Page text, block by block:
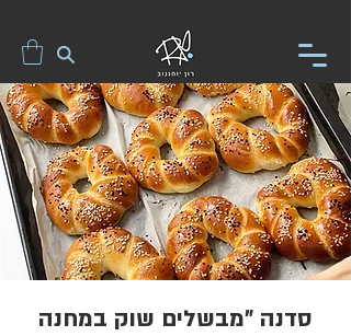
סדנה "מבשלים שוק במחנה